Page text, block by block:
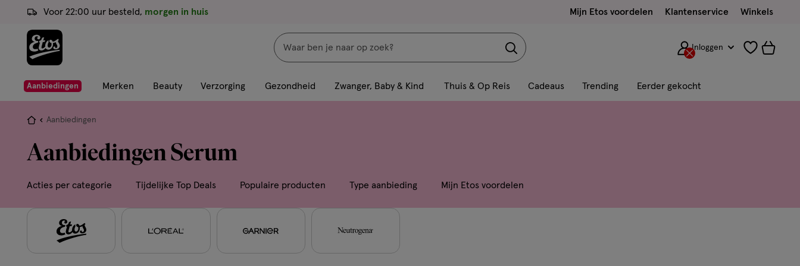
ga
de
hoofd
ga
naar
de
ga
naar
Voor 22:00 uur besteld, morgen in huis Mijn Etos voordelen Klantenservice Winkels
Zoeken
met
dit
met
geavanceerde
Inloggen
Aanbiedingen Merken Beauty Verzorging Gezondheid Zwanger, Baby & Kind Thuis & Op Reis Cadeaus Trending Eerder gekocht
Je
hier:
Aanbiedingen
Aanbiedingen Serum
Acties per categorie Tijdelijke Top Deals Populaire producten Type aanbieding Mijn Etos voordelen